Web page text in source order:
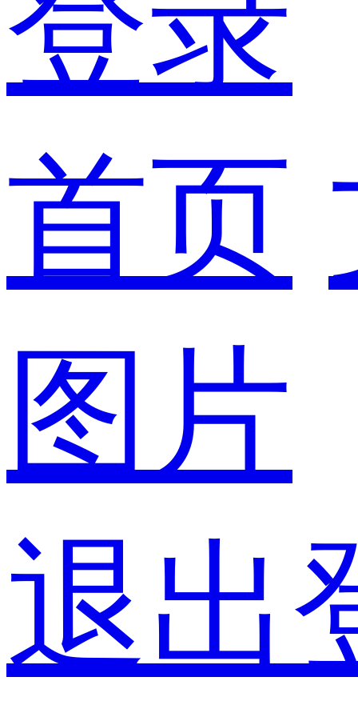
首页
图片
退出